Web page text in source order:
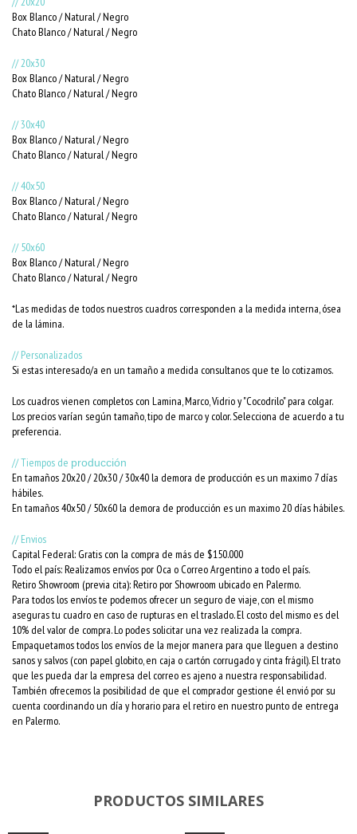
Box Blanco / Natural / Negro
Chato Blanco / Natural / Negro
// 20x30
Box Blanco / Natural / Negro
Chato Blanco / Natural / Negro
// 30x40
Box Blanco / Natural / Negro
Chato Blanco / Natural / Negro
// 40x50
Box Blanco / Natural / Negro
Chato Blanco / Natural / Negro
// 50x60
Box Blanco / Natural / Negro
Chato Blanco / Natural / Negro
*Las medidas de todos nuestros cuadros corresponden a la medida interna, ósea
de la lámina.
// Personalizados
Si estas interesado/a en un tamaño a medida consultanos que te lo cotizamos.
Los cuadros vienen completos con Lamina, Marco, Vidrio y "Cocodrilo" para colgar.
Los precios varían según tamaño, tipo de marco y color. Selecciona de acuerdo a tu
preferencia.
// Tiempos de producción
En tamaños 20x20 / 20x30 / 30x40 la demora de producción es un maximo 7 días
hábiles.
En tamaños 40x50 / 50x60 la demora de producción es un maximo 20 días hábiles.
// Envios
Capital Federal: Gratis con la compra de más de $150.000
Todo el país: Realizamos envíos por Oca o Correo Argentino a todo el país.
Retiro Showroom (previa cita): Retiro por Showroom ubicado en Palermo.
Para todos los envíos te podemos ofrecer un seguro de viaje, con el mismo
aseguras tu cuadro en caso de rupturas en el traslado. El costo del mismo es del
10% del valor de compra. Lo podes solicitar una vez realizada la compra.
Empaquetamos todos los envíos de la mejor manera para que lleguen a destino
sanos y salvos (con papel globito, en caja o cartón corrugado y cinta frágil). El trato
que les pueda dar la empresa del correo es ajeno a nuestra responsabilidad.
También ofrecemos la posibilidad de que el comprador gestione él envió por su
cuenta coordinando un día y horario para el retiro en nuestro punto de entrega
en Palermo.
PRODUCTOS SIMILARES